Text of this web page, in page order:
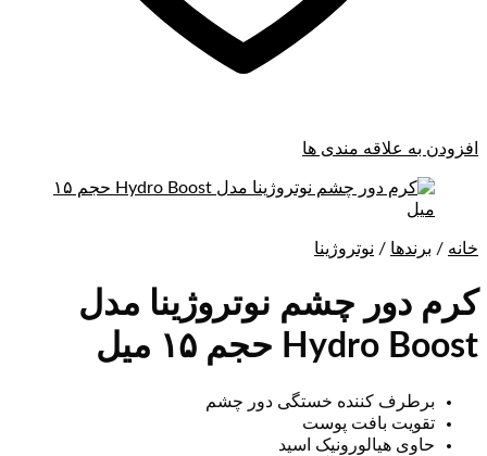
افزودن به علاقه مندی ها
خانه / برندها / نوتروژینا
کرم دور چشم نوتروژینا مدل
Hydro Boost حجم ۱۵ میل
برطرف کننده خستگی دور چشم
تقویت بافت پوست
حاوی هیالورونیک اسید